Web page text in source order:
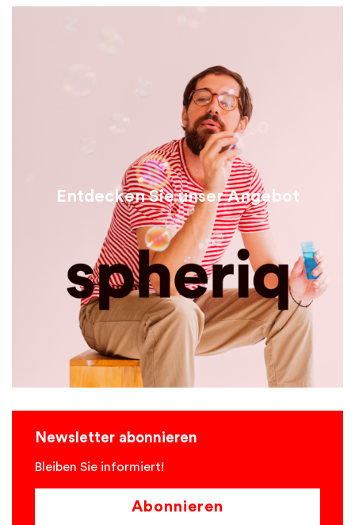
Entdecken Sie unser Angebot
Newsletter abonnieren
Bleiben Sie informiert!
Abonnieren